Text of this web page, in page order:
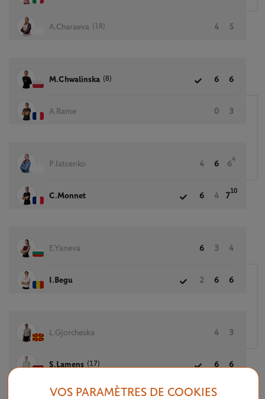
A.Charaeva (18) 4 5
M.Chwalinska (8) 6 6
A.Rame 0 3
P.Iatcenko 4 6 6
4
C.Monnet 6 4 7
10
E.Yaneva 6 3 4
I.Begu 2 6 6
L.Gjorcheska 4 3
S.Lamens (17) 6 6
VOS PARAMÈTRES DE COOKIES